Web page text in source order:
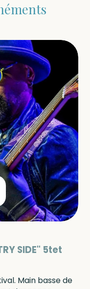
SIDE" 5tet
Main basse de